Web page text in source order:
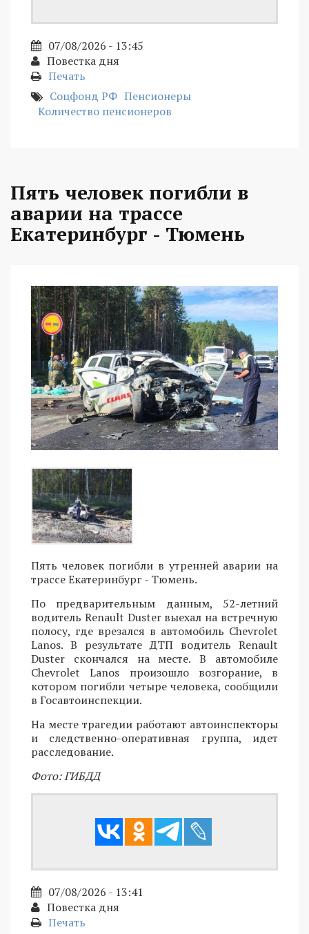
07/08/2026 - 13:45
Повестка дня
Печать
Соцфонд РФ Пенсионеры
Количество пенсионеров
Пять человек погибли в
аварии на трассе
Екатеринбург - Тюмень
Пять человек погибли в утренней аварии на
трассе Екатеринбург - Тюмень.
По предварительным данным, 52-летний
водитель Renault Duster выехал на встречную
полосу, где врезался в автомобиль Chevrolet
Lanos. В результате ДТП водитель Renault
Duster скончался на месте. В автомобиле
Chevrolet Lanos произошло возгорание, в
котором погибли четыре человека, сообщили
в Госавтоинспекции.
На месте трагедии работают автоинспекторы
и следственно-оперативная группа, идет
расследование.
Фото: ГИБДД
07/08/2026 - 13:41
Повестка дня
Печать